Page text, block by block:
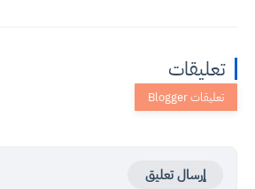
تعليقات
إرسال تعليق